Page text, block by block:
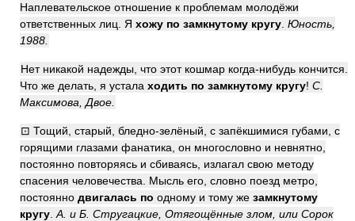
Наплевательское отношение к проблемам молодёжи
ответственных лиц. Я хожу по замкнутому кругу Юность,
1988.
Нет никакой надежды, что этот кошмар когда-нибудь кончится.
Что же делать, я устала ходить по замкнутому кругу! С.
Максимова, Двое.
⊡ Тощий, старый, бледно-зелёный, с запёкшимися губами, с
горящими глазами фанатика, он многословно и невнятно,
постоянно повторяясь и сбиваясь, излагал свою методу
спасения человечества. Мысль его, словно поезд метро,
постоянно двигалась по одному и тому же замкнутому
кругу А. и Б. Стругацкие, Отягощённые злом, или Сорок